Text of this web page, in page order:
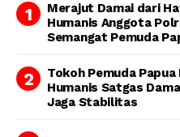
Merajut Damai dari
Humanis Anggota
Semangat Pemuda
Tokoh Pemuda
Humanis Satgas
Jaga Stabilitas